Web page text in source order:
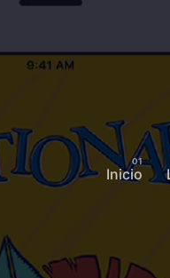
Inicio